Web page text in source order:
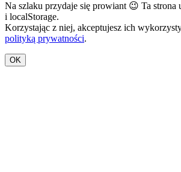
Na szlaku przydaje się prowiant 😉 Ta
i localStorage.
Korzystając z niej, akceptujesz ich
polityką prywatności.
OK